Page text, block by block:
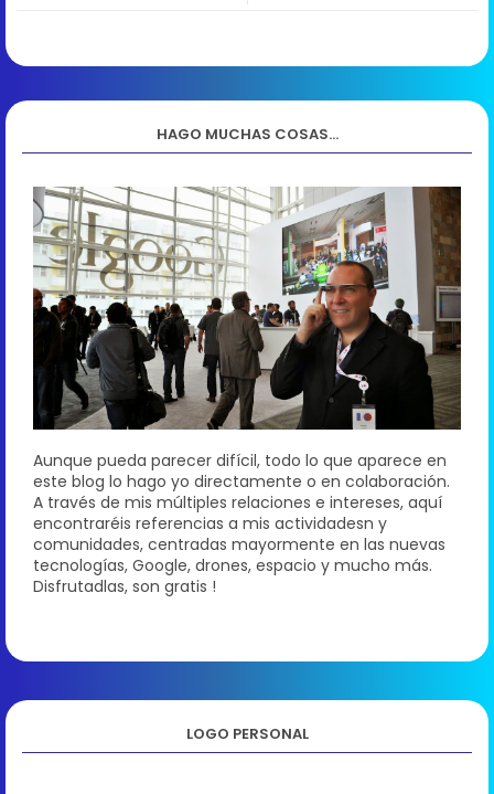
HAGO MUCHAS COSAS...
Aunque pueda parecer difícil, todo lo que aparece en
este blog lo hago yo directamente o en colaboración.
A través de mis múltiples relaciones e intereses, aquí
encontraréis referencias a mis actividadesn y
comunidades, centradas mayormente en las nuevas
tecnologías, Google, drones, espacio y mucho más.
Disfrutadlas, son gratis !
LOGO PERSONAL